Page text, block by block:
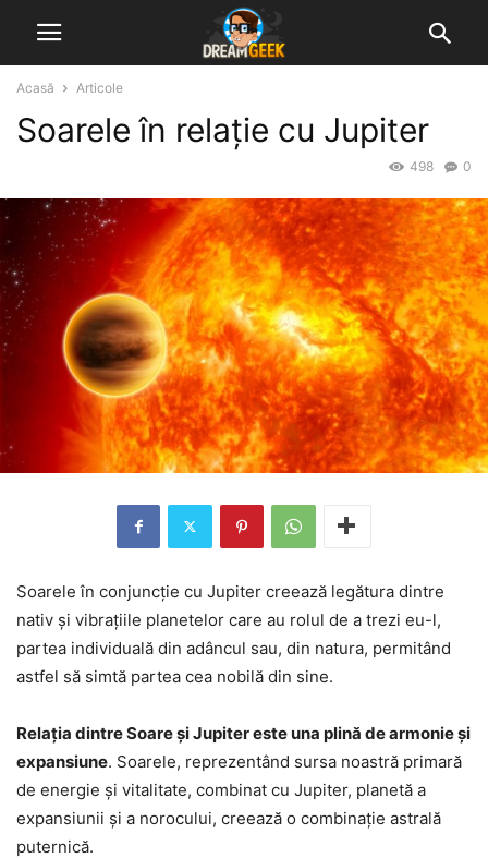
Acasă Articole
Soarele în relație cu Jupiter
0
498
Soarele în conjuncție cu Jupiter creează legătura dintre
nativ și vibrațiile planetelor care au rolul de a trezi eu-l,
partea individuală din adâncul sau, din natura, permitând
astfel să simtă partea cea nobilă din sine.
Relația dintre Soare și Jupiter este una plină de armonie și
expansiune. Soarele, reprezentând sursa noastră primară
de energie și vitalitate, combinat cu Jupiter, planetă a
expansiunii și a norocului, creează o combinație astrală
puternică.